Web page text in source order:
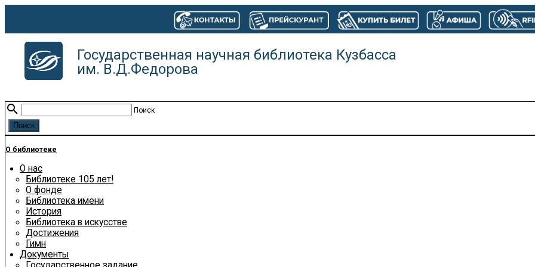
Государственная научная библиотека Кузбасса
им. В.Д.Федорова
search Поиск
О библиотеке
О нас
Библиотеке 105 лет!
О фонде
Библиотека имени
История
Библиотека в искусстве
Достижения
Гимн
Документы